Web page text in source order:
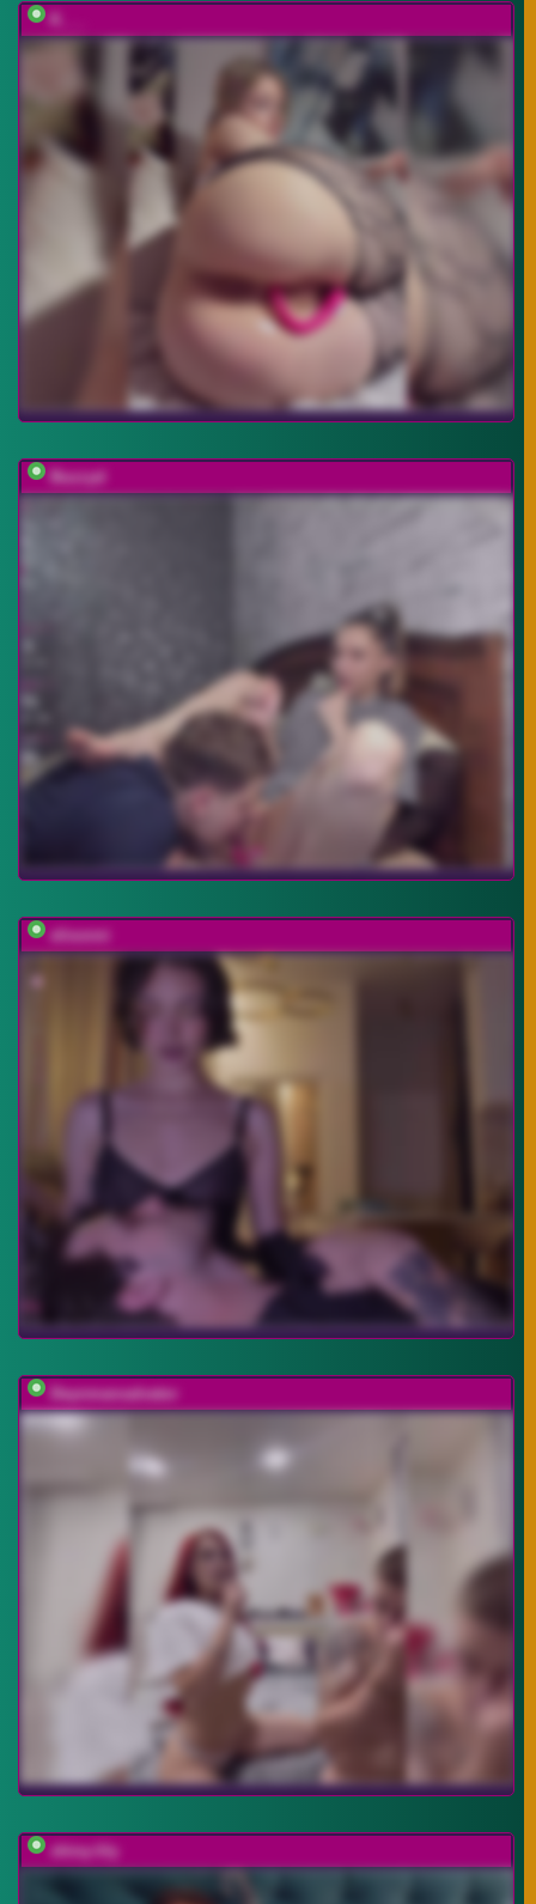
Buzzyd
elisonni
Deynmansalvator
shiny-lily